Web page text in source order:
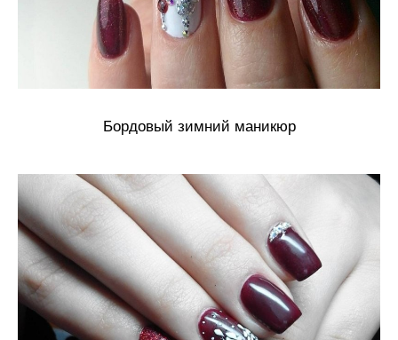
Бордовый зимний маникюр